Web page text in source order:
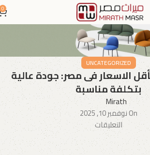
0
UNCATEGORIZED
الاسعار فى مصر: جودة عالية
بتكلفة مناسبة
Mirath
On نوفمبر 10, 2025
التعليقات